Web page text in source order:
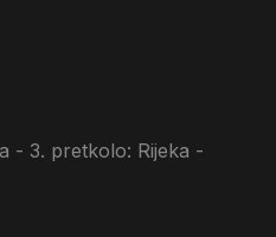
- 3. pretkolo: Rijeka -